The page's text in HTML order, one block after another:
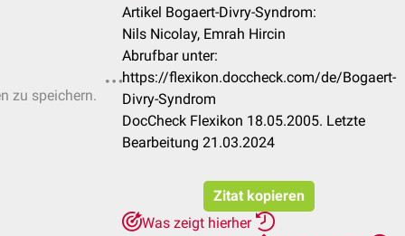
zu speichern.
Artikel Bogaert-Divry-Syndrom:
Nils Nicolay, Emrah Hircin
Abrufbar unter:
https://flexikon.doccheck.com/de/Bogaert-
Divry-Syndrom
DocCheck Flexikon 18.05.2005. Letzte
Bearbeitung 21.03.2024
Zitat kopieren
Was zeigt hierher